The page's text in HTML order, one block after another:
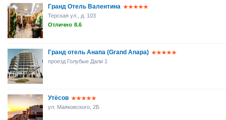
Гранд Отель Валентина
Терская ул., д. 103
Отлично 8.6
Гранд отель Анапа (Grand Anapa)
проезд Голубые Дали 1
Утёсов
ул. Маяковского, 2Б